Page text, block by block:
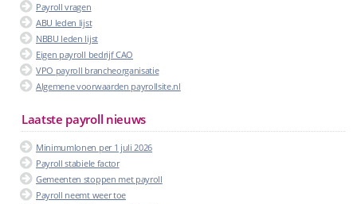
Payroll vragen
ABU leden lijst
NBBU leden lijst
Eigen payroll bedrijf CAO
VPO payroll brancheorganisatie
Algemene voorwaarden payrollsite.nl
Laatste payroll nieuws
Minimumlonen per 1 juli 2026
Payroll stabiele factor
Gemeenten stoppen met payroll
Payroll neemt weer toe